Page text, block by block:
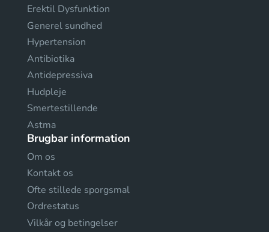
Erektil Dysfunktion
Generel sundhed
Hypertension
Antibiotika
Antidepressiva
Hudpleje
Smertestillende
Astma
Brugbar information
Om os
Kontakt os
Ofte stillede sporgsmal
Ordrestatus
Vilkår og betingelser